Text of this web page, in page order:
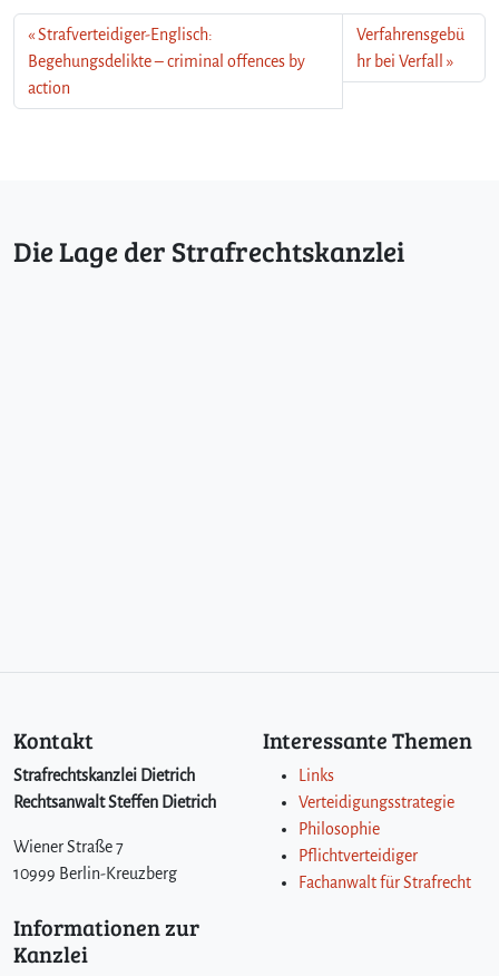
Strafverteidiger-Englisch:
Begehungsdelikte – criminal offences by
action
Verfahrensgebü
hr bei Verfall
Die Lage der Strafrechtskanzlei
Kontakt
Strafrechtskanzlei Dietrich
Rechtsanwalt Steffen Dietrich
Wiener Straße 7
10999 Berlin-Kreuzberg
Interessante Themen
Links
Verteidigungsstrategie
Philosophie
Pflichtverteidiger
Fachanwalt für Strafrecht
Informationen zur
Kanzlei